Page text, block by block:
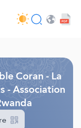
du site - API
Coran - La
- Association